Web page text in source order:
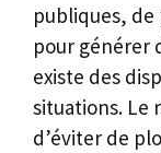
publiques, de
pour générer
existe des
situations. Le
d’éviter de